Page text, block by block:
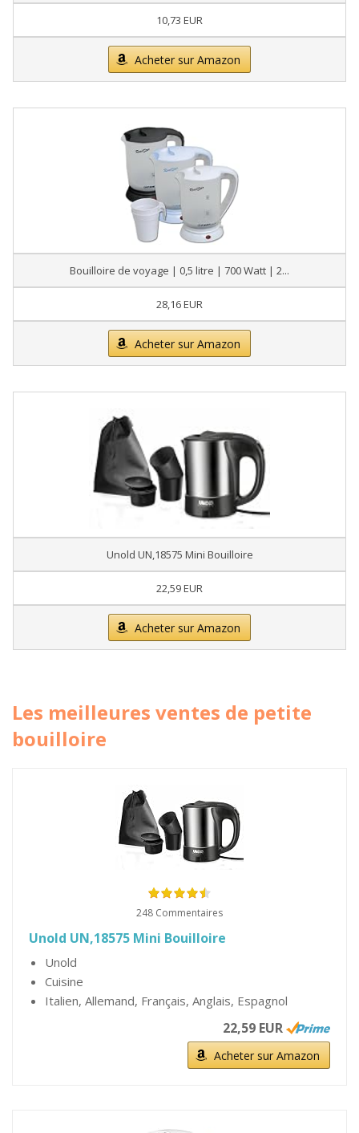
10,73 EUR
Acheter sur Amazon
Bouilloire de voyage | 0,5 litre | 700 Watt | 2...
28,16 EUR
Acheter sur Amazon
Unold UN,18575 Mini Bouilloire
22,59 EUR
Acheter sur Amazon
Les meilleures ventes de petite
bouilloire
248 Commentaires
Unold UN,18575 Mini Bouilloire
Unold
Cuisine
Italien, Allemand, Français, Anglais, Espagnol
22,59 EUR
Acheter sur Amazon